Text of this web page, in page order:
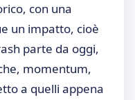
con una
un impatto, cioè
parte da oggi,
momentum,
a quelli appena